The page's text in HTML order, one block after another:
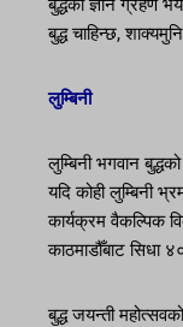
बुद्धको ज्ञान ग्रहण
बुद्ध चाहिन्छ,
लुम्बिनी
लुम्बिनी भगवान
यदि कोही लुम्बिनी
कार्यक्रम वैकल्पिक
काठमाडौँबाट सिधा
बुद्ध जयन्ती